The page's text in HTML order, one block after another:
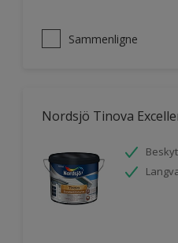
Sammenligne
Nordsjö Tinova